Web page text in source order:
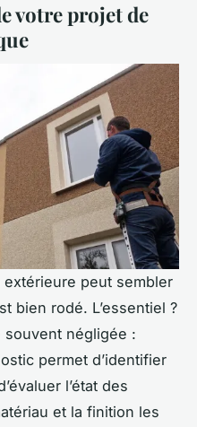
votre projet de
peut sembler
bien rodé. L’essentiel ?
souvent négligée :
permet d’identifier
l’état des
et la finition les